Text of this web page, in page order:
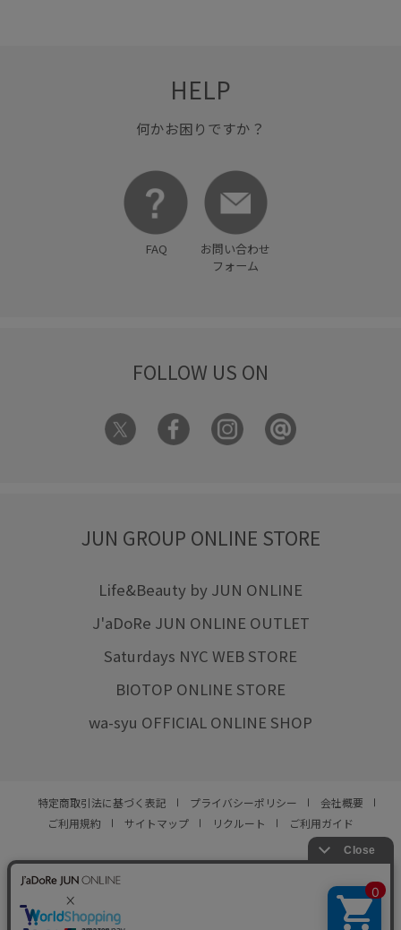
HELP
何かお困りですか？
FAQ
お問い合わせ
フォーム
FOLLOW US ON
JUN GROUP ONLINE STORE
Life&Beauty by JUN ONLINE
J'aDoRe JUN ONLINE OUTLET
Saturdays NYC WEB STORE
BIOTOP ONLINE STORE
wa-syu OFFICIAL ONLINE SHOP
特定商取引法に基づく表記 プライバシーポリシー
会社概要
ご利用規約
サイトマップ リクルート ご利用ガイド
© JUN CO.,LTD. ALL RIGHTS RESERVED.